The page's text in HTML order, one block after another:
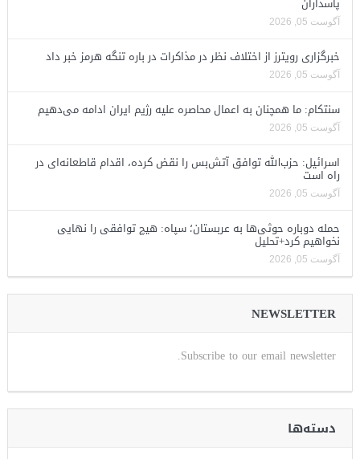
آگوست 05, 2026
خبرگزاری رویترز از اختلاف نظر در مذاکرات در باره تنگه هرمز خبر داد
آگوست 05, 2026
سنتکام: ما همچنان به اعمال محاصره علیه رژیم ایران ادامه می‌دهیم
آگوست 05, 2026
اسرائیل: حزب‌الله توافق آتش‌بس را نقض کرده، اقدام قاطعانه‌ای در
راه است
آگوست 05, 2026
حمله دوباره حوثی‌ها به عربستان؛ سپاه: هیچ توافقی را نهایی
نخواهیم کرد+تحلیل
آگوست 05, 2026
NEWSLETTER
Subscribe to our email newsletter.
دسته‌ها